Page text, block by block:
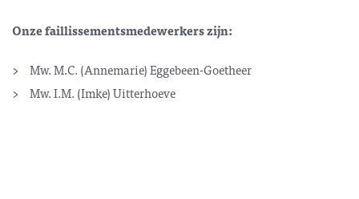
Onze faillissementsmedewerkers zijn:
Mw. M.C. (Annemarie) Eggebeen-Goetheer
Mw. I.M. (Imke) Uitterhoeve